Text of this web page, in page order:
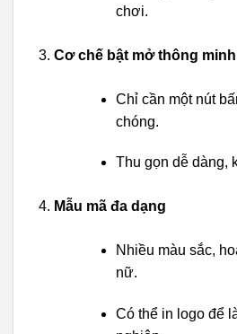
chơi.
Cơ chế bật mở thông minh
Chỉ cần một nút
chóng.
Thu gọn dễ dàng,
Mẫu mã đa dạng
Nhiều màu sắc,
nữ.
Có thể in logo để